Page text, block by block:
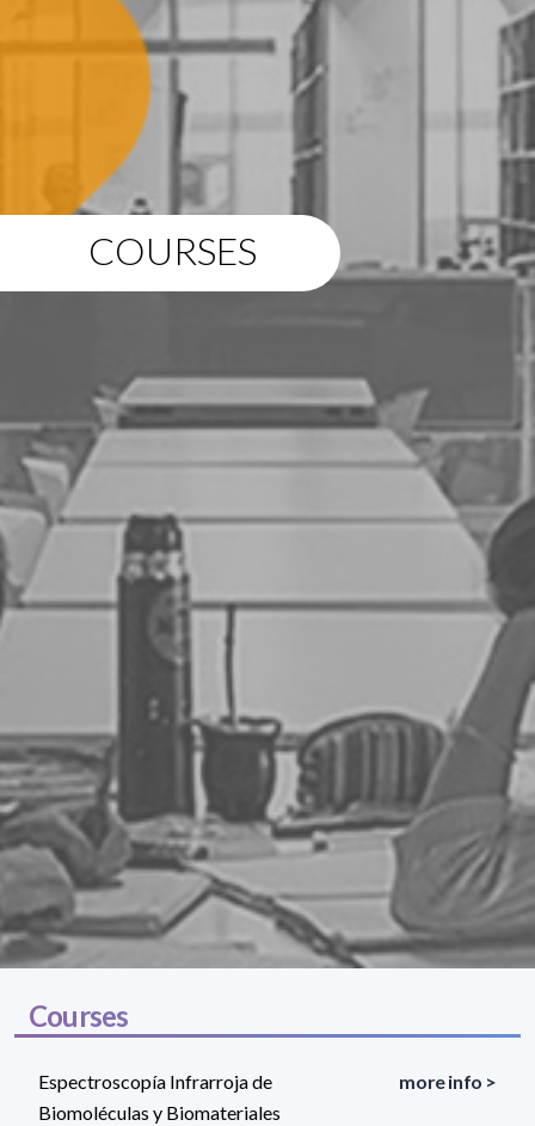
COURSES
Courses
Espectroscopía Infrarroja de
Biomoléculas y Biomateriales
more info >